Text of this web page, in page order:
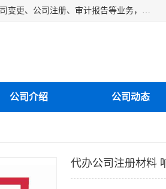
湘潭纳川会计服务有限公司主营从事：湘潭公司账务清理、湘潭公司注销、代理记账、公司变更、公司注册、审计报告等业务，公司设立有专门的代理注册部门，现有工商代办专员，部门经理从事工商代办多年，对各地区公司注册、公司变更、进出口业务等流程以及各行业公司注册、变更所需注意的细节都非常熟悉。
公司介绍 公司动态
代办公司注册材料